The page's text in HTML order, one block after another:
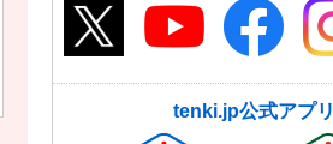
tenki.jp公式アプリ